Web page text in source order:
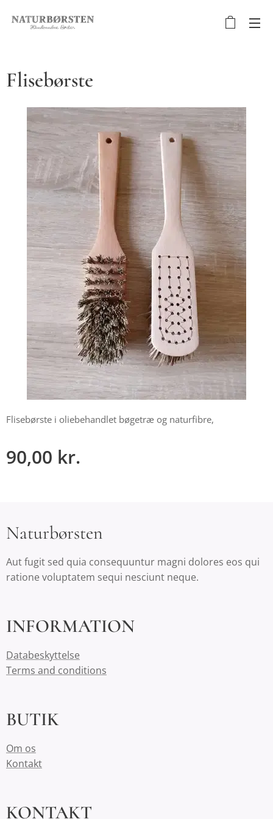
Flisebørste
Flisebørste i oliebehandlet bøgetræ og naturfibre,
90,00 kr.
Naturbørsten
Aut fugit sed quia consequuntur magni dolores eos qui
ratione voluptatem sequi nesciunt neque.
INFORMATION
Databeskyttelse
Terms and conditions
BUTIK
Om os
Kontakt
KONTAKT